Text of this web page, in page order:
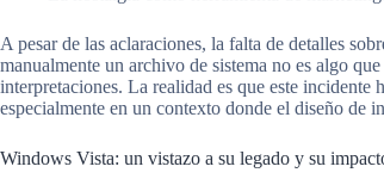
A pesar de las aclaraciones, la falta de detalles
manualmente un archivo de sistema no es algo
interpretaciones. La realidad es que este
especialmente en un contexto donde el diseño de
Windows Vista: un vistazo a su legado y su